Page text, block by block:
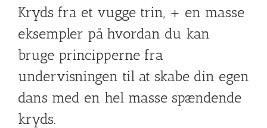
Kryds fra et vugge trin, + en masse
eksempler på hvordan du kan
bruge principperne fra
undervisningen til at skabe din egen
dans med en hel masse spændende
kryds.